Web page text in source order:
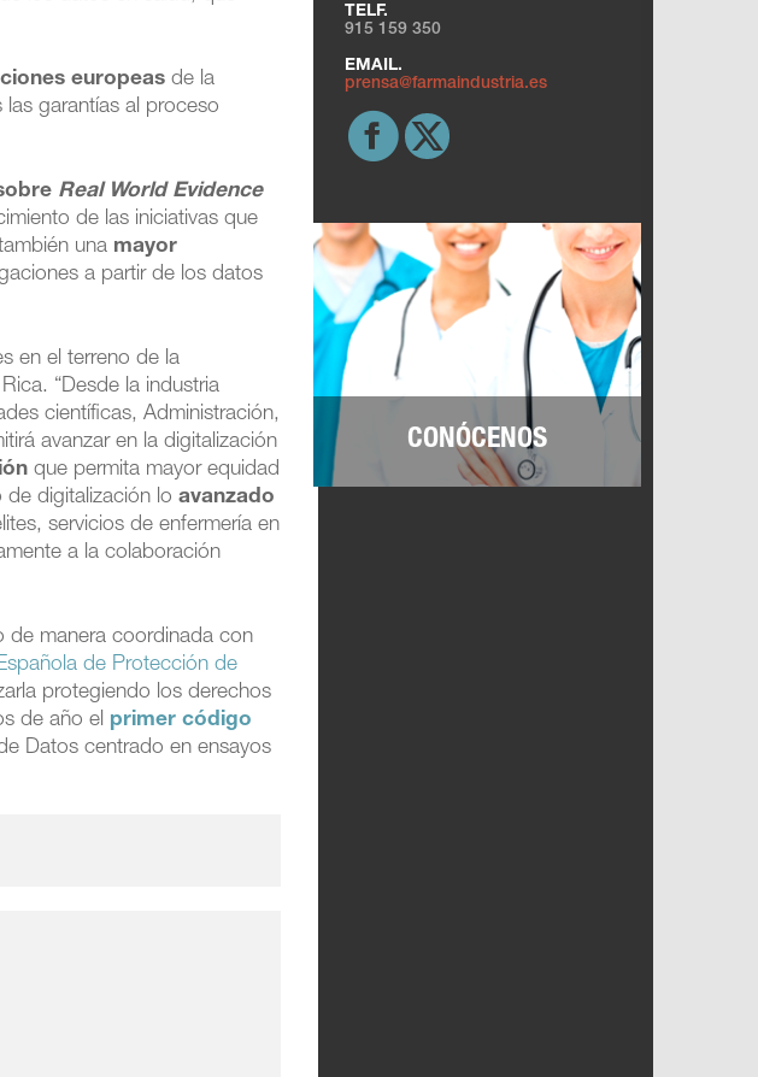
europeas de la
garantías al proceso
Real World Evidence
de las iniciativas que
una mayor
a partir de los datos
en el terreno de la
“Desde la industria
científicas, Administración,
avanzar en la digitalización
que permita mayor equidad
de digitalización loavanzado
servicios de enfermería en
a la colaboración
de manera coordinada con
de Protección de
protegiendo los derechos
de año el primer código
Datos centrado en ensayos
TELF.
915 159 350
EMAIL.
prensa@farmaindustria.es
CONÓCENOS